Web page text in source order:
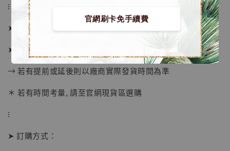
官網刷卡免手續費
⁝
➤ 預購截止日：待工作室通知
➤ 預計發貨日：工作室結單後約2個月 (僅供參考)
→ 若有提前或延後則以廠商實際發貨時間為準
＊ 若有時間考量, 請至官網現貨區選購
⁝
➤ 訂購方式：